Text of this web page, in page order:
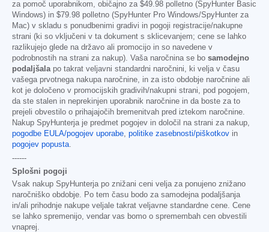
za pomoč uporabnikom, običajno za $49.98 polletno (SpyHunter Basic
Windows) in $79.98 polletno (SpyHunter Pro Windows/SpyHunter za
Mac) v skladu s ponudbenimi gradivi in pogoji registracije/nakupne
strani (ki so vključeni v ta dokument s sklicevanjem; cene se lahko
razlikujejo glede na državo ali promocijo in so navedene v
podrobnostih na strani za nakup). Vaša naročnina se bo samodejno
podaljšala po takrat veljavni standardni naročnini, ki velja v času
vašega prvotnega nakupa naročnine, in za isto obdobje naročnine ali
kot je določeno v promocijskih gradivih/nakupni strani, pod pogojem,
da ste stalen in neprekinjen uporabnik naročnine in da boste za to
prejeli obvestilo o prihajajočih bremenitvah pred iztekom naročnine.
Nakup SpyHunterja je predmet pogojev in določil na strani za nakup,
pogodbe EULA/pogojev uporabe politike zasebnosti/piškotkov in
pogojev popusta
------
Splošni pogoji
Vsak nakup SpyHunterja po znižani ceni velja za ponujeno znižano
naročniško obdobje. Po tem času bodo za samodejna podaljšanja
in/ali prihodnje nakupe veljale takrat veljavne standardne cene. Cene
se lahko spremenijo, vendar vas bomo o spremembah cen obvestili
vnaprej.